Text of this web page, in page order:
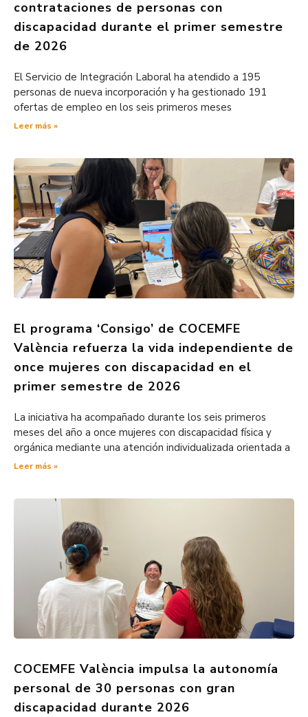
contrataciones de personas con
discapacidad durante el primer semestre
de 2026
El Servicio de Integración Laboral ha atendido a 195
personas de nueva incorporación y ha gestionado 191
ofertas de empleo en los seis primeros meses
Leer más »
El programa ‘Consigo’ de COCEMFE
València refuerza la vida independiente de
once mujeres con discapacidad en el
primer semestre de 2026
La iniciativa ha acompañado durante los seis primeros
meses del año a once mujeres con discapacidad física y
orgánica mediante una atención individualizada orientada a
Leer más »
COCEMFE València impulsa la autonomía
personal de 30 personas con gran
discapacidad durante 2026